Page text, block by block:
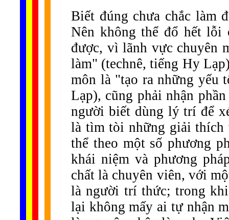
Biết đúng chưa chắc làm
Nên không thể đổ hết lỗi
được, vì lãnh vực chuyên
làm" (technê, tiếng Hy
môn là "tạo ra những yếu
Lạp), cũng phải nhận
người biết dùng lý trí để
là tìm tòi những giải thích
thể theo một số phương
khái niệm và phương
chất là chuyên viên, với
là người trí thức; trong
lại không mấy ai tự nhận